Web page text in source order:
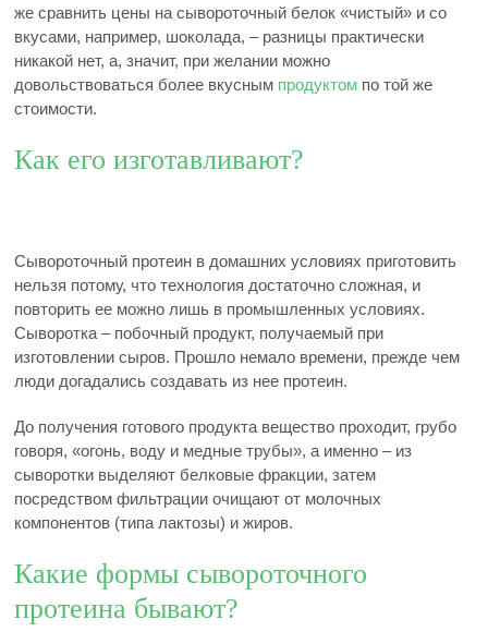
же сравнить цены на сывороточный белок «чистый» и со
вкусами, например, шоколада, – разницы практически
никакой нет, а, значит, при желании можно
довольствоваться более вкусным продуктом по той же
стоимости.
Как его изготавливают?
Сывороточный протеин в домашних условиях приготовить
нельзя потому, что технология достаточно сложная, и
повторить ее можно лишь в промышленных условиях.
Сыворотка – побочный продукт, получаемый при
изготовлении сыров. Прошло немало времени, прежде чем
люди догадались создавать из нее протеин.
До получения готового продукта вещество проходит, грубо
говоря, «огонь, воду и медные трубы», а именно – из
сыворотки выделяют белковые фракции, затем
посредством фильтрации очищают от молочных
компонентов (типа лактозы) и жиров.
Какие формы сывороточного
протеина бывают?